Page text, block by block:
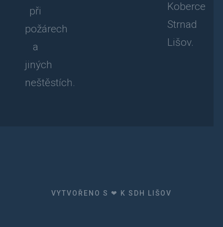
při
požárech
a
jiných
neštěstích.
Koberce
Strnad
Lišov.
VYTVOŘENO S ❤ K SDH LIŠOV